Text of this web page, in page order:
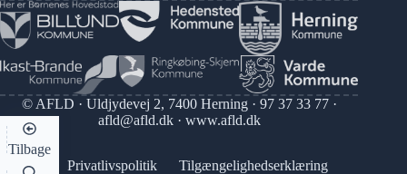
© AFLD · Uldjydevej 2, 7400 Herning · 97 37 33 77·
afld@afld.dk· www.afld.dk
Privatlivspolitik Tilgængelighedserklæring
Tilbage